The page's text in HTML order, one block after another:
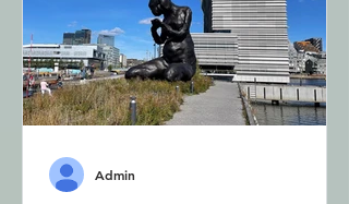
los baños públicos de aquella época
que se ha conservado hasta nuestros
días.
Admin